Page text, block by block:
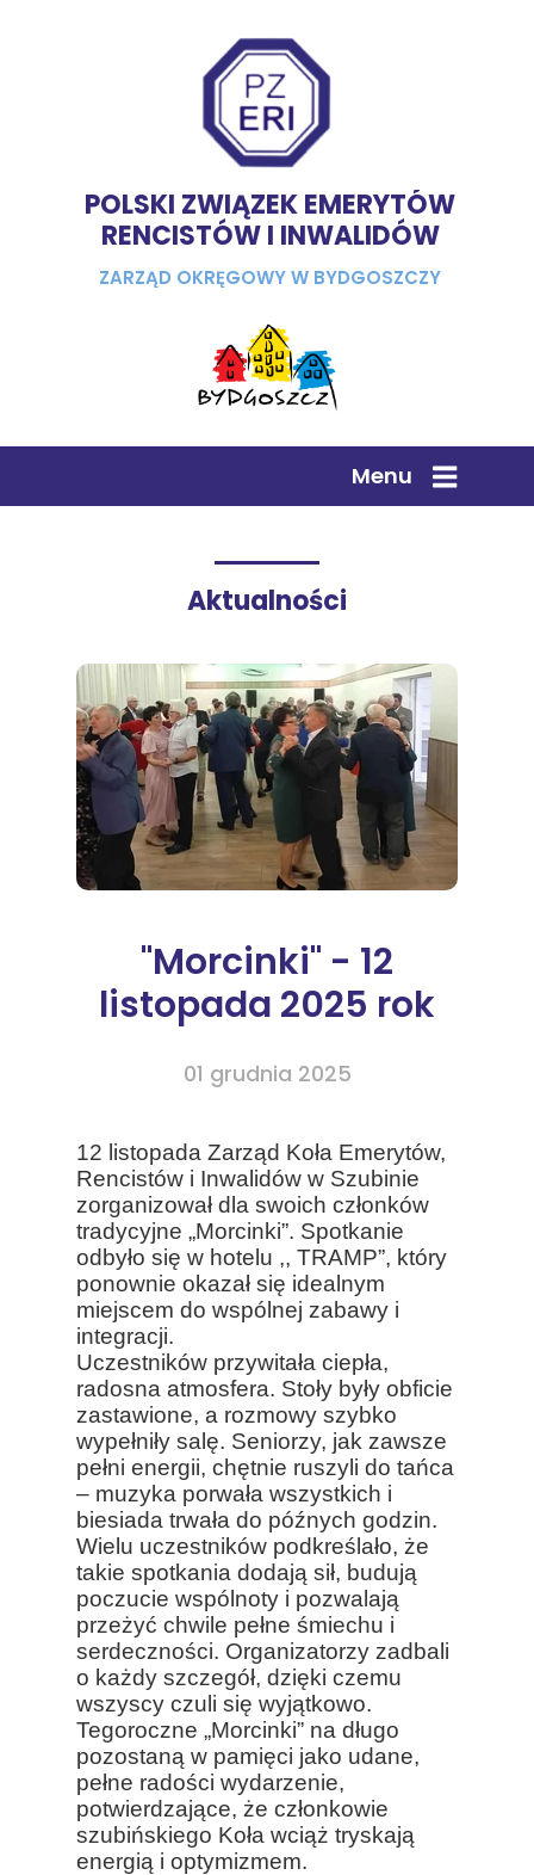
POLSKI ZWIĄZEK EMERYTÓW
RENCISTÓW I INWALIDÓW
ZARZĄD OKRĘGOWY W BYDGOSZCZY
Menu
01 grudnia 2025
"Morcinki" - 12
listopada 2025 rok
12 listopada Zarząd Koła Emerytów,
Rencistów i Inwalidów w Szubinie
zorganizował dla swoich członków
tradycyjne „Morcinki”. Spotkanie
odbyło się w hotelu ,, TRAMP”, który
ponownie okazał się idealnym
miejscem do wspólnej zabawy i
integracji.
Uczestników przywitała ciepła,
radosna atmosfera. Stoły były obficie
zastawione, a rozmowy szybko
wypełniły salę. Seniorzy, jak zawsze
pełni energii, chętnie ruszyli do tańca
– muzyka porwała wszystkich i
biesiada trwała do późnych godzin.
Wielu uczestników podkreślało, że
takie spotkania dodają sił, budują
poczucie wspólnoty i pozwalają
przeżyć chwile pełne śmiechu i
serdeczności. Organizatorzy zadbali
o każdy szczegół, dzięki czemu
wszyscy czuli się wyjątkowo.
Tegoroczne „Morcinki” na długo
pozostaną w pamięci jako udane,
pełne radości wydarzenie,
potwierdzające, że członkowie
szubińskiego Koła wciąż tryskają
energią i optymizmem.
Aktualności